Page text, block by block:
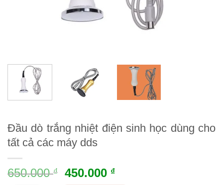
Đầu dò trắng nhiệt điện sinh học dùng cho
tất cả các máy dds
650.000₫ 450.000 ₫